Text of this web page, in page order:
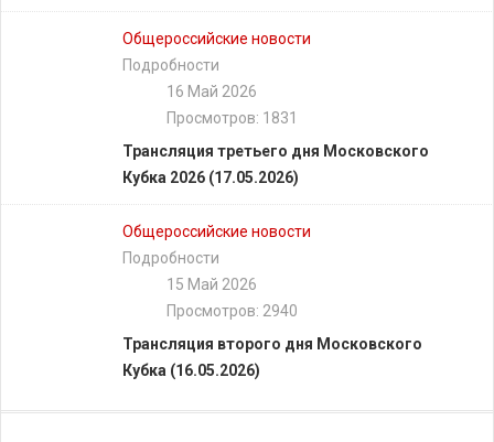
Общероссийские новости
Подробности
16 Май 2026
Просмотров: 1831
Трансляция третьего дня Московского
Кубка 2026 (17.05.2026)
Общероссийские новости
Подробности
15 Май 2026
Просмотров: 2940
Трансляция второго дня Московского
Кубка (16.05.2026)